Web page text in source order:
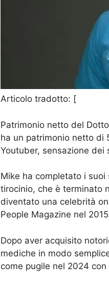
Articolo tradotto: [
Patrimonio netto del
ha un patrimonio netto di
Youtuber, sensazione dei
Mike ha completato i
tirocinio, che è terminato
diventato una celebrità
People Magazine nel
Dopo aver acquisito
mediche in modo
come pugile nel 2024